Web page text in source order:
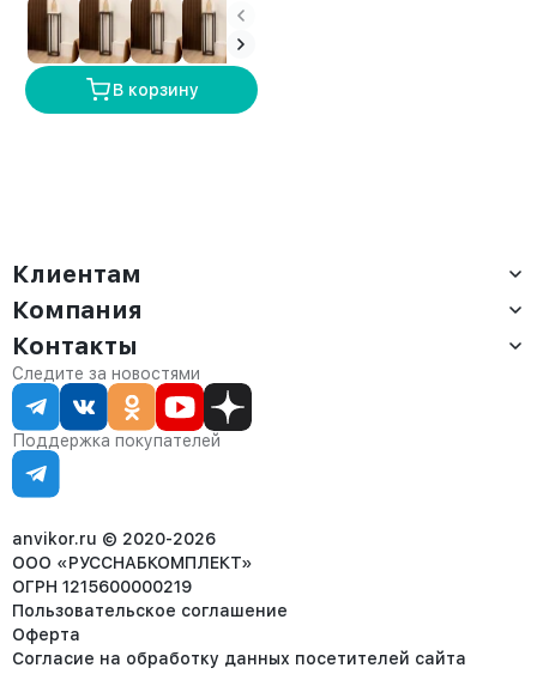
Фолья белый/амаретто
В корзину
Клиентам
Доставка
Оплата
Сервис
Статус заказа
Статьи
Компания
О компании
Контакты
Партнёрам
Контакты
Отдел продаж:
8 (800) 234-22-62
corp@anvikor.ru
Ежедневно, с 7:00-19:00 (МСК)
Отдел рекламации:
8 (953) 455-25-61
Следите за новостями
Поддержка покупателей
anvikor.ru © 2020-2026
ООО «РУССНАБКОМПЛЕКТ»
ОГРН 1215600000219
Пользовательское соглашение
Оферта
Согласие на обработку данных посетителей сайта